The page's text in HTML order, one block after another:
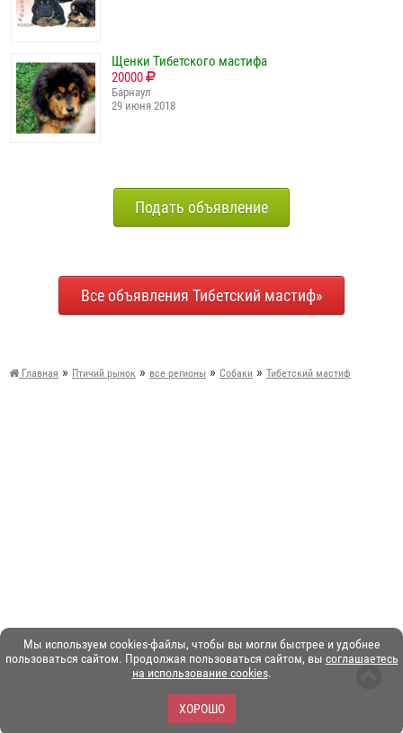
Мы используем cookies-файлы, чтобы вы могли быстрее и удобнее
пользоваться сайтом. Продолжая пользоваться сайтом, вы соглашаетесь
на использование cookies.
ХОРОШО
Щенки Тибетского мастифа
20000
Барнаул
29 июня 2018
Подать объявление
Все объявления Тибетский мастиф»
Главная » Птичий рынок » все регионы » Собаки » Тибетский мастиф